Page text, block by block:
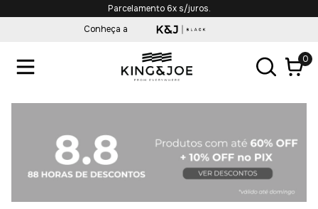
Parcelamento 6x s/juros.
Conheça a
0